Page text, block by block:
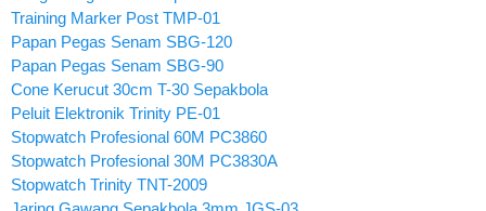
Training Marker Post TMP-01
Papan Pegas Senam SBG-120
Papan Pegas Senam SBG-90
Cone Kerucut 30cm T-30 Sepakbola
Peluit Elektronik Trinity PE-01
Stopwatch Profesional 60M PC3860
Stopwatch Profesional 30M PC3830A
Stopwatch Trinity TNT-2009